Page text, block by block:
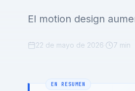
El motion design
22 de mayo de 2026 7 min